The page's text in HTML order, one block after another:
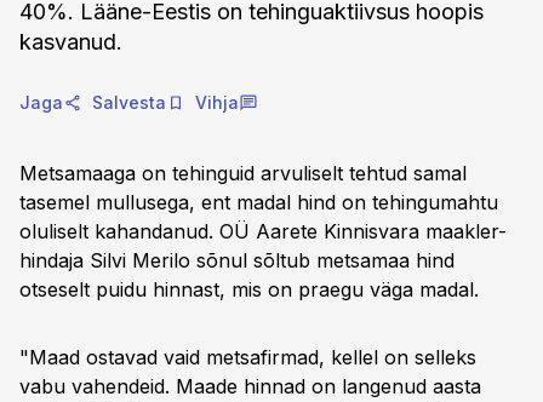
40%. Lääne-Eestis on tehinguaktiivsus hoopis
kasvanud.
Jaga Salvesta Vihja
Metsamaaga on tehinguid arvuliselt tehtud samal
tasemel mullusega, ent madal hind on tehingumahtu
oluliselt kahandanud. OÜ Aarete Kinnisvara maakler-
hindaja Silvi Merilo sõnul sõltub metsamaa hind
otseselt puidu hinnast, mis on praegu väga madal.
"Maad ostavad vaid metsafirmad, kellel on selleks
vabu vahendeid. Maade hinnad on langenud aasta